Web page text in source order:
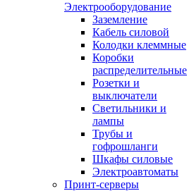
Электрооборудование
Заземление
Кабель силовой
Колодки клеммные
Коробки
распределительные
Розетки и
выключатели
Светильники и
лампы
Трубы и
гофрошланги
Шкафы силовые
Электроавтоматы
Принт-серверы